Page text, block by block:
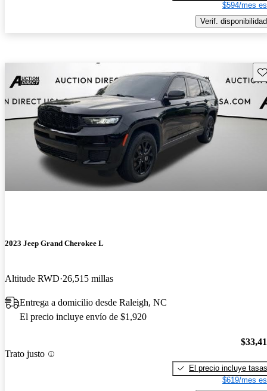
$594/mes
Verif. disponibilidad
2023 Jeep Grand Cherokee L
Altitude RWD 26,515 millas
Entrega a domicilio desde Raleigh, NC
El precio incluye envío de $1,920
Trato justo
El precio incluye tasas
$619/mes